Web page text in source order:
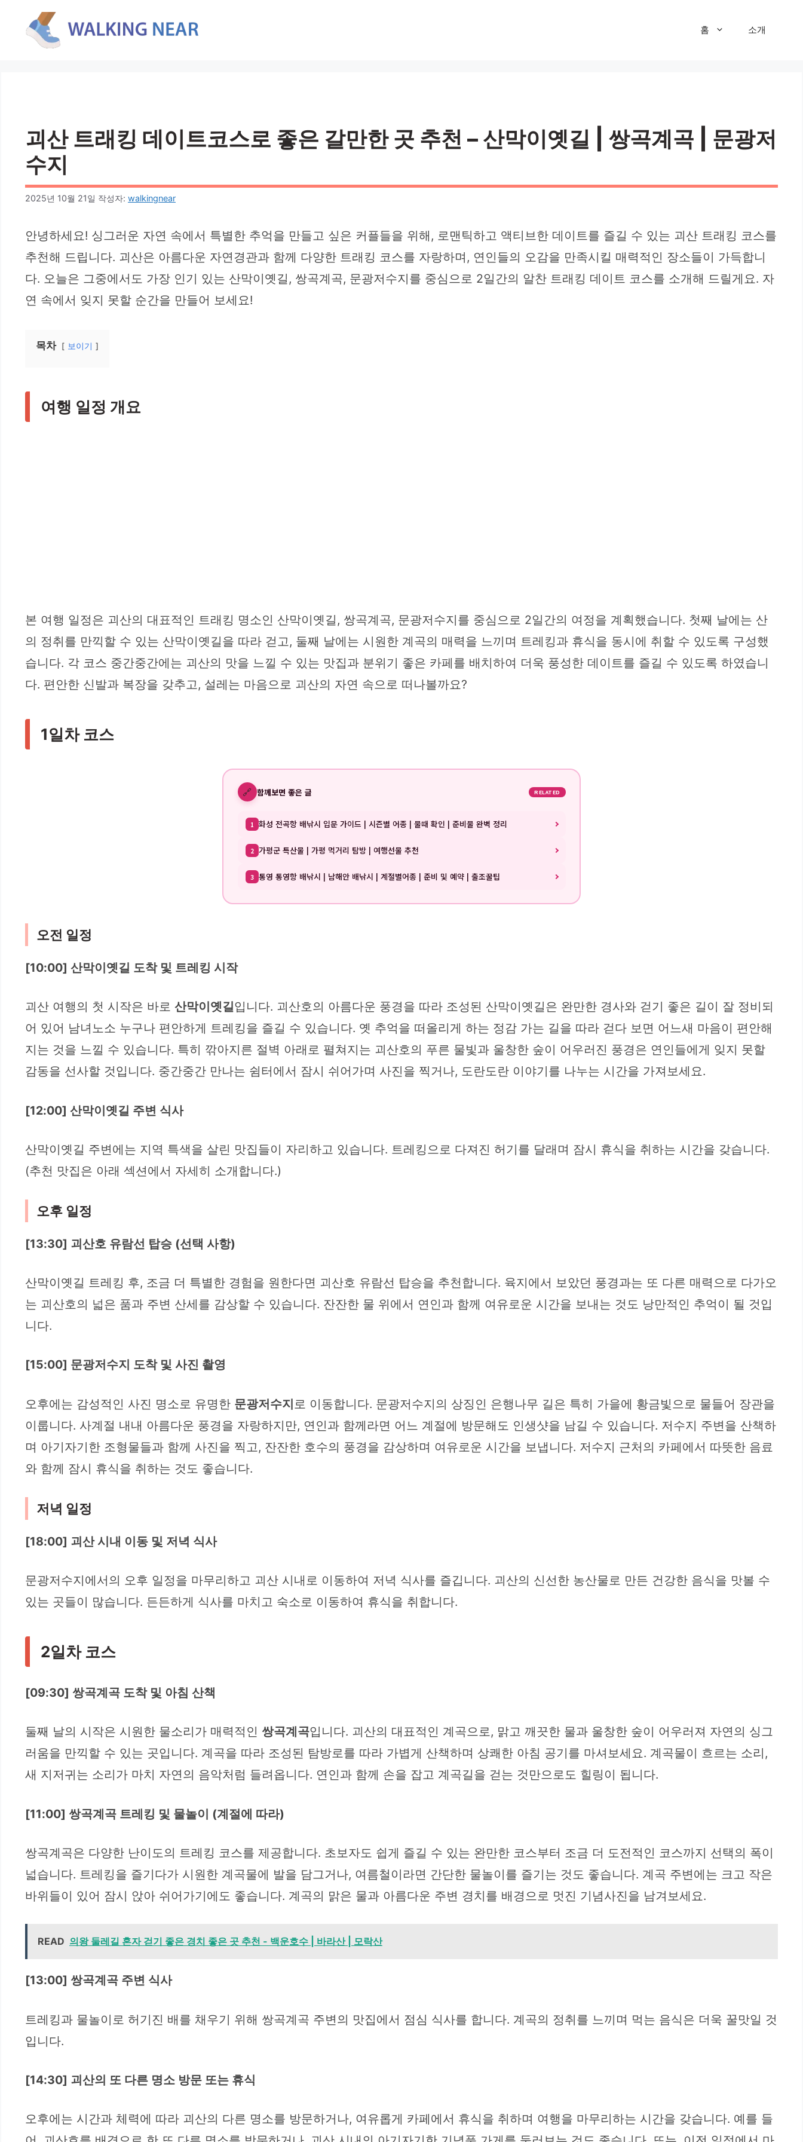
홈 소개
괴산 트래킹 데이트코스로 좋은 갈만한 곳 추천 – 산막이옛길 | 쌍곡계곡 | 문광저
수지
2025년 10월 21일 작성자: walkingnear
안녕하세요! 싱그러운 자연 속에서 특별한 추억을 만들고 싶은 커플들을 위해, 로맨틱하고 액티브한 데이트를 즐길 수 있는 괴산 트래킹 코스를
추천해 드립니다. 괴산은 아름다운 자연경관과 함께 다양한 트래킹 코스를 자랑하며, 연인들의 오감을 만족시킬 매력적인 장소들이 가득합니
다. 오늘은 그중에서도 가장 인기 있는 산막이옛길, 쌍곡계곡, 문광저수지를 중심으로 2일간의 알찬 트래킹 데이트 코스를 소개해 드릴게요. 자
연 속에서 잊지 못할 순간을 만들어 보세요!
목차 보이기
여행 일정 개요
본 여행 일정은 괴산의 대표적인 트래킹 명소인 산막이옛길, 쌍곡계곡, 문광저수지를 중심으로 2일간의 여정을 계획했습니다. 첫째 날에는 산
의 정취를 만끽할 수 있는 산막이옛길을 따라 걷고, 둘째 날에는 시원한 계곡의 매력을 느끼며 트레킹과 휴식을 동시에 취할 수 있도록 구성했
습니다. 각 코스 중간중간에는 괴산의 맛을 느낄 수 있는 맛집과 분위기 좋은 카페를 배치하여 더욱 풍성한 데이트를 즐길 수 있도록 하였습니
다. 편안한 신발과 복장을 갖추고, 설레는 마음으로 괴산의 자연 속으로 떠나볼까요?
1일차 코스
🔗 함께보면 좋은 글 RELATED
1 화성 전곡항 배낚시 입문 가이드 | 시즌별 어종 | 물때 확인 | 준비물 완벽 정리
2 가평군 특산물 | 가평 먹거리 탐방 | 여행선물 추천
3 통영 통영항 배낚시 | 남해안 배낚시 | 계절별어종 | 준비 및 예약 | 출조꿀팁
오전 일정
[10:00] 산막이옛길 도착 및 트레킹 시작
괴산 여행의 첫 시작은 바로 산막이옛길입니다. 괴산호의 아름다운 풍경을 따라 조성된 산막이옛길은 완만한 경사와 걷기 좋은 길이 잘 정비되
어 있어 남녀노소 누구나 편안하게 트레킹을 즐길 수 있습니다. 옛 추억을 떠올리게 하는 정감 가는 길을 따라 걷다 보면 어느새 마음이 편안해
지는 것을 느낄 수 있습니다. 특히 깎아지른 절벽 아래로 펼쳐지는 괴산호의 푸른 물빛과 울창한 숲이 어우러진 풍경은 연인들에게 잊지 못할
감동을 선사할 것입니다. 중간중간 만나는 쉼터에서 잠시 쉬어가며 사진을 찍거나, 도란도란 이야기를 나누는 시간을 가져보세요.
[12:00] 산막이옛길 주변 식사
산막이옛길 주변에는 지역 특색을 살린 맛집들이 자리하고 있습니다. 트레킹으로 다져진 허기를 달래며 잠시 휴식을 취하는 시간을 갖습니다.
(추천 맛집은 아래 섹션에서 자세히 소개합니다.)
오후 일정
[13:30] 괴산호 유람선 탑승 (선택 사항)
산막이옛길 트레킹 후, 조금 더 특별한 경험을 원한다면 괴산호 유람선 탑승을 추천합니다. 육지에서 보았던 풍경과는 또 다른 매력으로 다가오
는 괴산호의 넓은 품과 주변 산세를 감상할 수 있습니다. 잔잔한 물 위에서 연인과 함께 여유로운 시간을 보내는 것도 낭만적인 추억이 될 것입
니다.
[15:00] 문광저수지 도착 및 사진 촬영
오후에는 감성적인 사진 명소로 유명한 문광저수지 로 이동합니다. 문광저수지의 상징인 은행나무 길은 특히 가을에 황금빛으로 물들어 장관을
이룹니다. 사계절 내내 아름다운 풍경을 자랑하지만, 연인과 함께라면 어느 계절에 방문해도 인생샷을 남길 수 있습니다. 저수지 주변을 산책하
며 아기자기한 조형물들과 함께 사진을 찍고, 잔잔한 호수의 풍경을 감상하며 여유로운 시간을 보냅니다. 저수지 근처의 카페에서 따뜻한 음료
와 함께 잠시 휴식을 취하는 것도 좋습니다.
저녁 일정
[18:00] 괴산 시내 이동 및 저녁 식사
문광저수지에서의 오후 일정을 마무리하고 괴산 시내로 이동하여 저녁 식사를 즐깁니다. 괴산의 신선한 농산물로 만든 건강한 음식을 맛볼 수
있는 곳들이 많습니다. 든든하게 식사를 마치고 숙소로 이동하여 휴식을 취합니다.
2일차 코스
[09:30] 쌍곡계곡 도착 및 아침 산책
둘째 날의 시작은 시원한 물소리가 매력적인 쌍곡계곡입니다. 괴산의 대표적인 계곡으로, 맑고 깨끗한 물과 울창한 숲이 어우러져 자연의 싱그
러움을 만끽할 수 있는 곳입니다. 계곡을 따라 조성된 탐방로를 따라 가볍게 산책하며 상쾌한 아침 공기를 마셔보세요. 계곡물이 흐르는 소리,
새 지저귀는 소리가 마치 자연의 음악처럼 들려옵니다. 연인과 함께 손을 잡고 계곡길을 걷는 것만으로도 힐링이 됩니다.
[11:00] 쌍곡계곡 트레킹 및 물놀이 (계절에 따라)
쌍곡계곡은 다양한 난이도의 트레킹 코스를 제공합니다. 초보자도 쉽게 즐길 수 있는 완만한 코스부터 조금 더 도전적인 코스까지 선택의 폭이
넓습니다. 트레킹을 즐기다가 시원한 계곡물에 발을 담그거나, 여름철이라면 간단한 물놀이를 즐기는 것도 좋습니다. 계곡 주변에는 크고 작은
바위들이 있어 잠시 앉아 쉬어가기에도 좋습니다. 계곡의 맑은 물과 아름다운 주변 경치를 배경으로 멋진 기념사진을 남겨보세요.
READ 의왕 둘레길 혼자 걷기 좋은 경치 좋은 곳 추천 - 백운호수 | 바라산 | 모락산
[13:00] 쌍곡계곡 주변 식사
트레킹과 물놀이로 허기진 배를 채우기 위해 쌍곡계곡 주변의 맛집에서 점심 식사를 합니다. 계곡의 정취를 느끼며 먹는 음식은 더욱 꿀맛일 것
입니다.
[14:30] 괴산의 또 다른 명소 방문 또는 휴식
오후에는 시간과 체력에 따라 괴산의 다른 명소를 방문하거나, 여유롭게 카페에서 휴식을 취하며 여행을 마무리하는 시간을 갖습니다. 예를 들